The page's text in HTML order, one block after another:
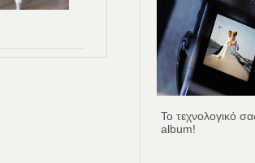
Το τεχνολογικό
album!